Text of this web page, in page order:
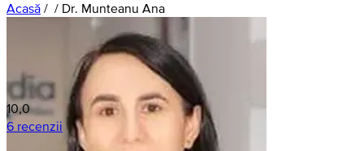
Acasă / / Dr. Munteanu Ana
10,0
6 recenzii